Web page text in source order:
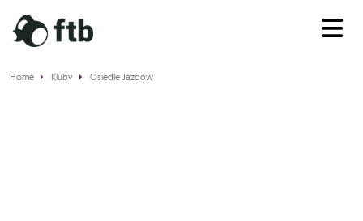
Home Kluby Osiedle Jazdów